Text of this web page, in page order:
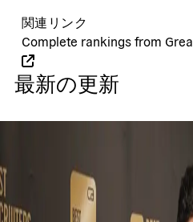
関連リンク
Complete rankings from
最新の更新